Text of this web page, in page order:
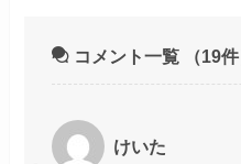
コメント一覧 （19件
けいた